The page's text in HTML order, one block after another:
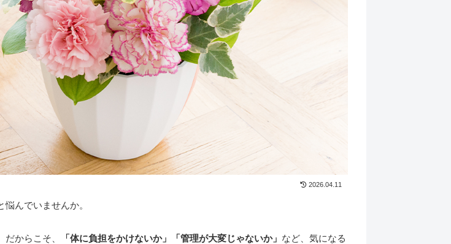
2026.04.11
んでいませんか。
からこそ、 「体に負担をかけないか」「管理が大変じゃないか」 など、気になる